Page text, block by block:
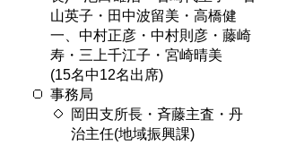
山英子・田中波留美・高橋健
一、中村正彦・中村則彦・藤崎
寿・三上千江子・宮崎晴美
(15名中12名出席)
事務局
岡田支所長・斉藤主査・丹
治主任(地域振興課)